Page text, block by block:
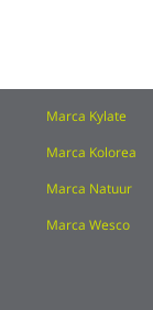
Marca Kylate
Marca Kolorea
Marca Natuur
Marca Wesco